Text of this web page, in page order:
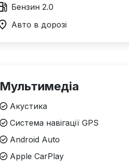
Бензин 2.0
Авто в дорозі
Мультимедіа
Акустика
Система навігації GPS
Android Auto
Apple CarPlay